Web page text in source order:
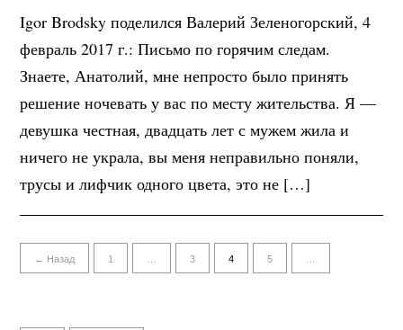
Igor Brodsky поделился Валерий Зеленогорский, 4
февраль 2017 г.: Письмо по горячим следам.
Знаете, Анатолий, мне непросто было принять
решение ночевать у вас по месту жительства. Я —
девушка честная, двадцать лет с мужем жила и
ничего не украла, вы меня неправильно поняли,
трусы и лифчик одного цвета, это не […]
← Назад 1 3 4 5